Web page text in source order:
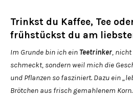
Trinkst du Kaffee, Tee
frühstückst du am
Im Grunde bin ich ein Teetrinker,
schmeckt, sondern weil mich die
und Pflanzen so fasziniert. Dazu ein
Brötchen aus frisch gemahlenem